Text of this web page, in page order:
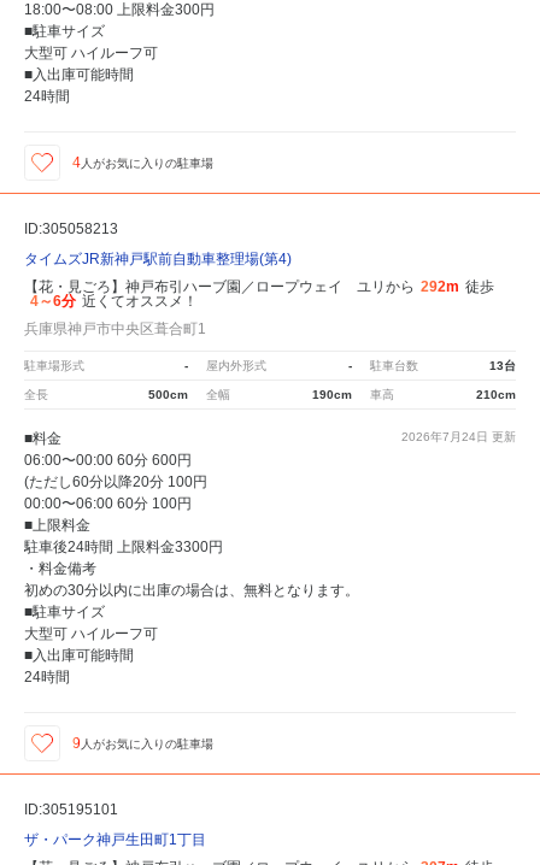
18:00〜08:00 上限料金300円
■駐車サイズ
大型可 ハイルーフ可
■入出庫可能時間
24時間
4人がお気に入りの駐車場
ID:305058213
タイムズJR新神戸駅前自動車整理場(第4)
【花・見ごろ】神戸布引ハーブ園／ロープウェイ ユリから 292m 徒歩
4～6分 近くてオススメ！
兵庫県神戸市中央区葺合町1
駐車場形式 - 屋内外形式 - 駐車台数 13台
全長 500cm 全幅 190cm 車高 210cm
2026年7月24日 更新
■料金
06:00〜00:00 60分 600円
(ただし60分以降20分 100円
00:00〜06:00 60分 100円
■上限料金
駐車後24時間 上限料金3300円
・料金備考
初めの30分以内に出庫の場合は、無料となります。
■駐車サイズ
大型可 ハイルーフ可
■入出庫可能時間
24時間
9人がお気に入りの駐車場
ID:305195101
ザ・パーク神戸生田町1丁目